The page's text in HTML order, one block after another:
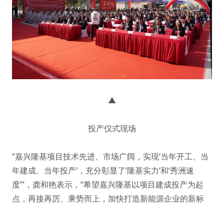
▲
投产仪式现场
“嘉兴隆基项目技术先进、市场广阔，实现‘当年开工、当
年建成、当年投产’，充分彰显了‘隆基实力’和‘秀洲速
度’”，龚和艳表示，“希望嘉兴隆基以项目建成投产为起
点，再接再厉、乘势而上，加快打造新能源企业的新标